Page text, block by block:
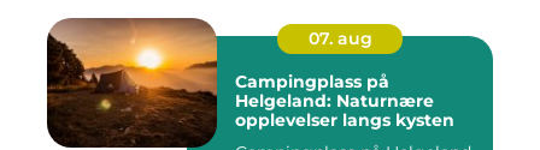
07. aug
Campingplass på
Helgeland: Naturnære
opplevelser langs kysten